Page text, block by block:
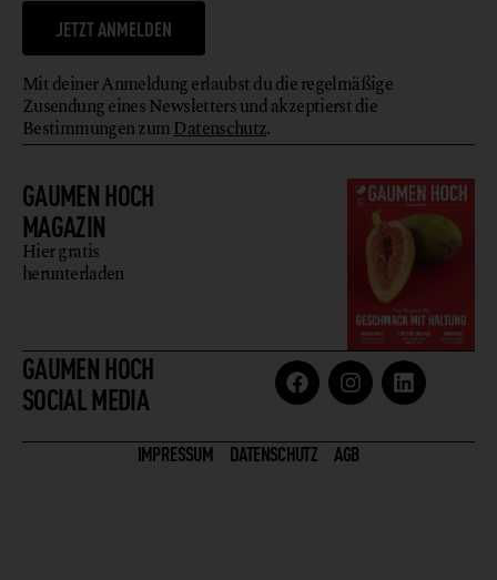
GAUMEN HOCH
MAGAZIN
Hier gratis
herunterladen
GAUMEN HOCH
SOCIAL MEDIA
JETZT ANMELDEN
Mit deiner Anmeldung erlaubst du die regelmäßige
Zusendung eines Newsletters und akzeptierst die
Bestimmungen zumDatenschutz.
IMPRESSUM DATENSCHUTZ AGB